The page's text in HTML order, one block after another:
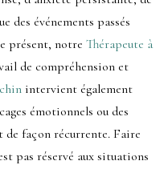
des événements passés
présent, notre Thérapeute à
de compréhension et
intervient également
émotionnels ou des
façon récurrente. Faire
pas réservé aux situations